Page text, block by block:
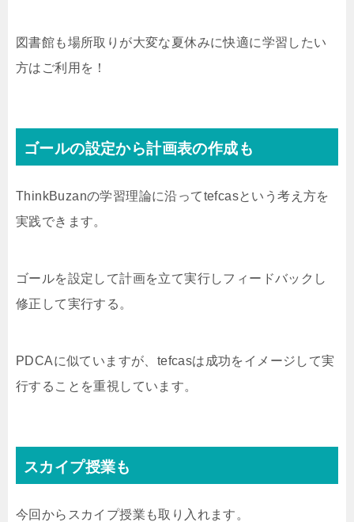
図書館も場所取りが大変な夏休みに快適に学習したい
方はご利用を！
ゴールの設定から計画表の作成も
ThinkBuzanの学習理論に沿ってtefcasという考え方を
実践できます。
ゴールを設定して計画を立て実行しフィードバックし
修正して実行する。
PDCAに似ていますが、tefcasは成功をイメージして実
行することを重視しています。
スカイプ授業も
今回からスカイプ授業も取り入れます。